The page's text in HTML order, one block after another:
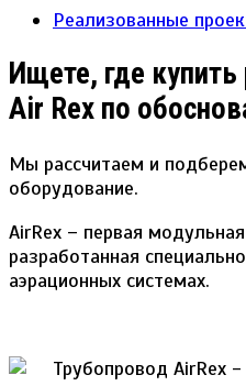
Реализованные
Ищете, где
Air Rex по
Мы рассчитаем и
оборудование.
AirRex – первая
разработанная
аэрационных системах.